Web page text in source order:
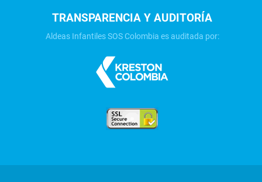
TRANSPARENCIA Y AUDITORÍA
Aldeas Infantiles SOS Colombia es auditada por: